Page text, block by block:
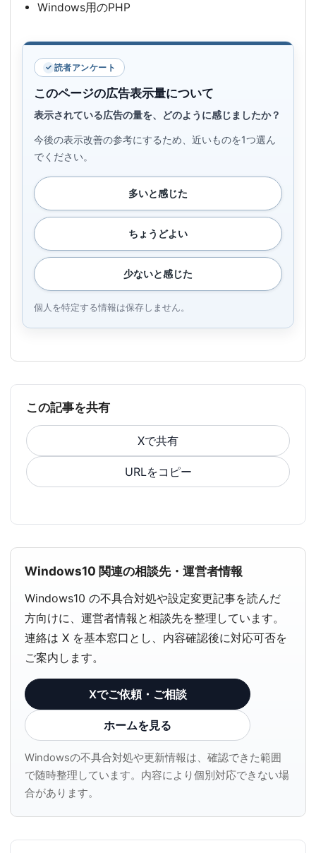
Windows用のPHP
読者アンケート
このページの広告表示量について
表示されている広告の量を、どのように感じましたか？
今後の表示改善の参考にするため、近いものを1つ選ん
でください。
多いと感じた
ちょうどよい
少ないと感じた
個人を特定する情報は保存しません。
この記事を共有
Xで共有
URLをコピー
Windows10 関連の相談先・運営者情報
Windows10 の不具合対処や設定変更記事を読んだ
方向けに、運営者情報と相談先を整理しています。
連絡は X を基本窓口とし、内容確認後に対応可否を
ご案内します。
Xでご依頼・ご相談
ホームを見る
Windowsの不具合対処や更新情報は、確認できた範囲
で随時整理しています。内容により個別対応できない場
合があります。